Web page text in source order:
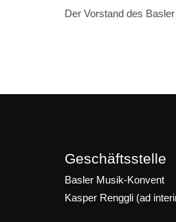
Der Vorstand des
Geschäftsstelle
Basler Musik-Konvent
Kasper Renggli (ad